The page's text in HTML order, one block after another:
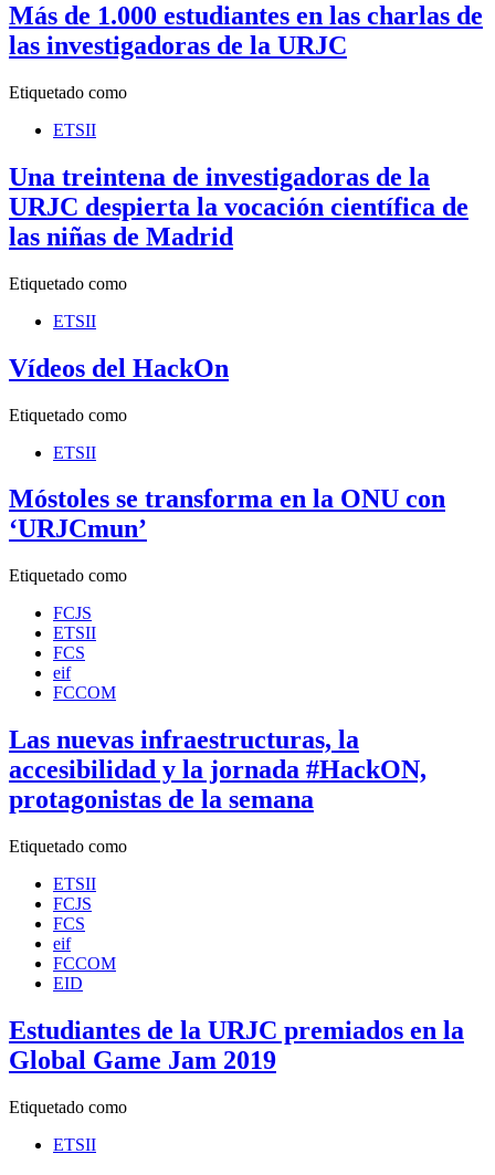
Más de 1.000 estudiantes en las charlas de
las investigadoras de la URJC
Etiquetado como
ETSII
Una treintena de investigadoras de la
URJC despierta la vocación científica de
las niñas de Madrid
Etiquetado como
ETSII
Vídeos del HackOn
Etiquetado como
ETSII
Móstoles se transforma en la ONU con
‘URJCmun’
Etiquetado como
FCJS
ETSII
FCS
eif
FCCOM
Las nuevas infraestructuras, la
accesibilidad y la jornada #HackON,
protagonistas de la semana
Etiquetado como
ETSII
FCJS
FCS
eif
FCCOM
EID
Estudiantes de la URJC premiados en la
Global Game Jam 2019
Etiquetado como
ETSII